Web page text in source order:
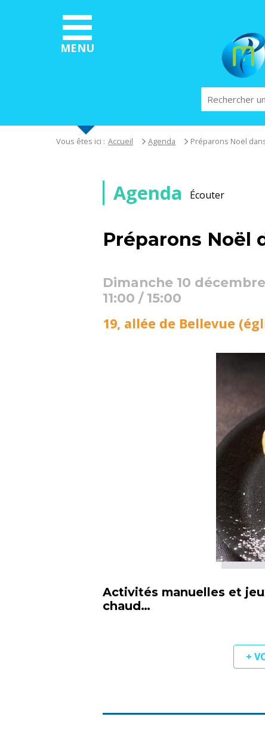
MENU
Rechercher
Vous êtes ici : Accueil Agenda Préparons Noël
Agenda Écouter
Préparons Noël
Dimanche 10
11:00 / 15:00
19, allée de Bellevue
Activités manuelles et
chaud…
+